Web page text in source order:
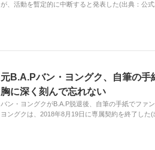
が、活動を暫定的に中断すると発表した(出典：公式
元B.A.Pバン・ヨングク、自筆の
胸に深く刻んで忘れない
バン・ヨングクがB.A.P脱退後、自筆の手紙でファ
ヨングクは、2018年8月19日に専属契約を終了した(